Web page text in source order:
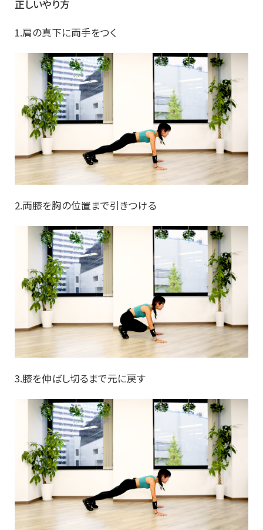
正しいやり方
1.肩の真下に両手をつく
2.両膝を胸の位置まで引きつける
3.膝を伸ばし切るまで元に戻す